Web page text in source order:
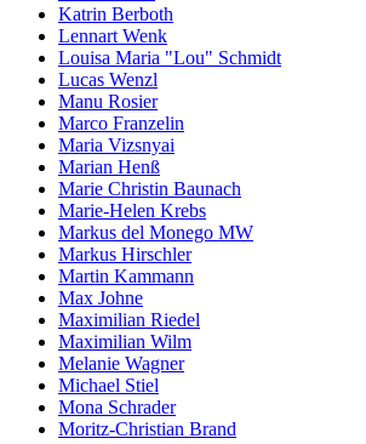
Katrin Berboth
Lennart Wenk
Louisa Maria "Lou" Schmidt
Lucas Wenzl
Manu Rosier
Marco Franzelin
Maria Vizsnyai
Marian Henß
Marie Christin Baunach
Marie-Helen Krebs
Markus del Monego MW
Markus Hirschler
Martin Kammann
Max Johne
Maximilian Riedel
Maximilian Wilm
Melanie Wagner
Michael Stiel
Mona Schrader
Moritz-Christian Brand